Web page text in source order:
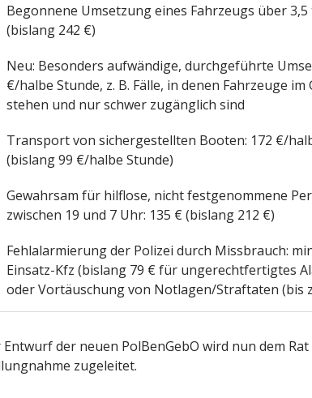
Begonnene Umsetzung eines Fahrzeugs über 3,5
(bislang 242 €)
Neu: Besonders aufwändige, durchgeführte
€/halbe Stunde, z. B. Fälle, in denen Fahrzeuge
stehen und nur schwer zugänglich sind
Transport von sichergestellten Booten: 172 €/
(bislang 99 €/halbe Stunde)
Gewahrsam für hilflose, nicht festgenommene
zwischen 19 und 7 Uhr: 135 € (bislang 212 €)
Fehlalarmierung der Polizei durch Missbrauch:
Einsatz-Kfz (bislang 79 € für ungerechtfertigtes
oder Vortäuschung von Notlagen/Straftaten (bis
Entwurf der neuen PolBenGebO wird nun dem
zugeleitet.